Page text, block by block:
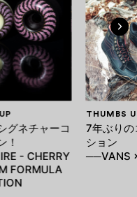
グネチャーコ
！
- CHERRY
FORMULA
THUMBS
7年ぶりの
ション
──VANS